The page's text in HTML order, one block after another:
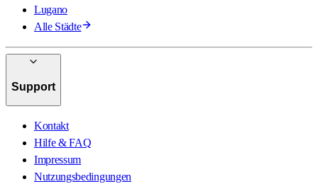
Lugano
Alle Städte
Support
Kontakt
Hilfe & FAQ
Impressum
Nutzungsbedingungen